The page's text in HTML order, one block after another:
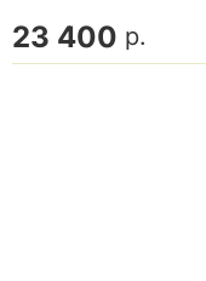
23 400 р.